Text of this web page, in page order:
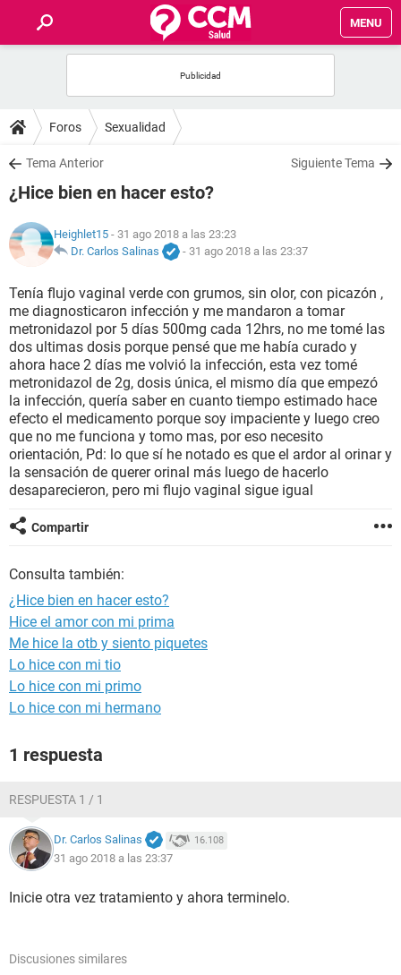
MENU
FOROS
SALUD
FAMILIA
NUTRICIÓN
BIENESTAR
SEXUALIDAD
GLOSARIO
Foros Sexualidad
Tema Anterior Siguiente Tema
¿Hice bien en hacer esto?
Heighlet15 - 31 ago 2018 a las 23:23
Dr. Carlos Salinas
- 31 ago 2018 a las 23:37
Tenía flujo vaginal verde con grumos, sin olor, con picazón ,
me diagnosticaron infección y me mandaron a tomar
metronidazol por 5 días 500mg cada 12hrs, no me tomé las
dos ultimas dosis porque pensé que me había curado y
ahora hace 2 días me volvió la infección, esta vez tomé
metronidazol de 2g, dosis única, el mismo día que empezó
la infección, quería saber en cuanto tiempo estimado hace
efecto el medicamento porque soy impaciente y luego creo
que no me funciona y tomo mas, por eso necesito
orientación, Pd: lo que sí he notado es que el ardor al orinar y
la sensación de querer orinal más luego de hacerlo
desaparecieron, pero mi flujo vaginal sigue igual
Compartir
Consulta también:
¿Hice bien en hacer esto?
Hice el amor con mi prima
Me hice la otb y siento piquetes
Lo hice con mi tio
Lo hice con mi primo
Lo hice con mi hermano
1 respuesta
RESPUESTA 1 / 1
Dr. Carlos Salinas 16.108
31 ago 2018 a las 23:37
Inicie otra vez tratamiento y ahora terminelo.
Discusiones similares